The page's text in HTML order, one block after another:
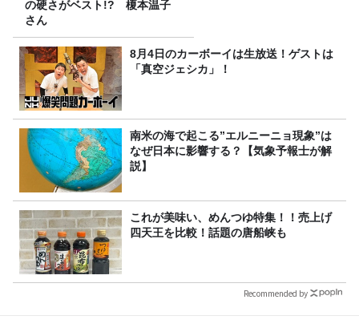
の硬さがベスト!? 榎本温子
さん
8月4日のカーボーイは生放送！ゲストは
「真空ジェシカ」！
南米の海で起こる”エルニーニョ現象”は
なぜ日本に影響する？【気象予報士が解
説】
これが美味い、めんつゆ特集！！売上げ
四天王を比較！話題の唐船峡も
Recommended by